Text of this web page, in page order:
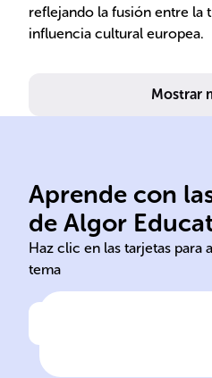
reflejando la fusión entre la
influencia cultural europea.
Mostrar
Aprende con
de Algor
Haz clic en las tarjetas para
tema
tango
Haz clic para
El tango surge de
de culturas de
europeos,